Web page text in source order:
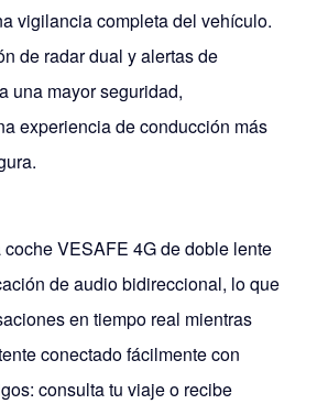
vigilancia completa del vehículo.
de radar dual y alertas de
una mayor seguridad,
experiencia de conducción más
coche VESAFE 4G de doble lente
de audio bidireccional, lo que
en tiempo real mientras
conectado fácilmente con
consulta tu viaje o recibe